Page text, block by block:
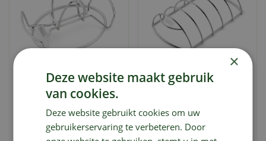
Weber ® Gevogeltestomer
€24,99
Weber ® Ribbetjesrek
€24
×
Deze website maakt gebruik
van cookies.
Deze website gebruikt cookies om uw
gebruikerservaring te verbeteren. Door